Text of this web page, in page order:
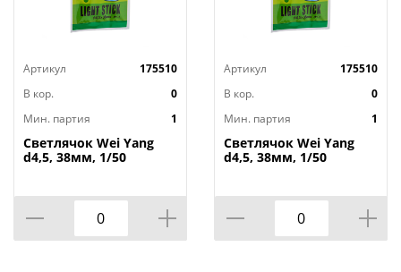
Артикул
175510
В кор.
0
Мин. партия
1
Светлячок Wei Yang
d4,5, 38мм, 1/50
Артикул
175510
В кор.
0
Мин. партия
1
Светлячок Wei Yang
d4,5, 38мм, 1/50